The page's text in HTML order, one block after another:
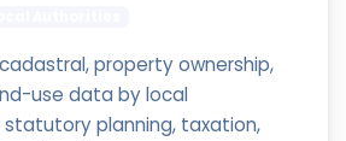
property ownership,
use data by local
planning, taxation,